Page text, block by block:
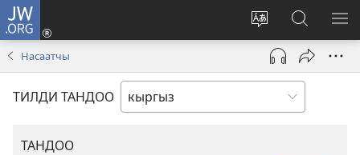
JW.ORG
Башка
тилди
тандоо
Кирүү
(жаңы
терезе
ачат)
JW.ORG
сайтынан
издөө
Насаатчы
ТИЛДИ ТАНДОО
ТАНДОО